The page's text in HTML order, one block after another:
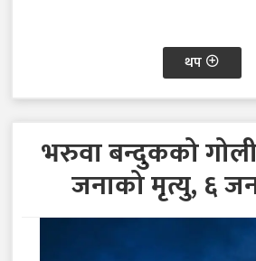
थप
भरुवा बन्दुकको
जनाको मृत्यु, ६